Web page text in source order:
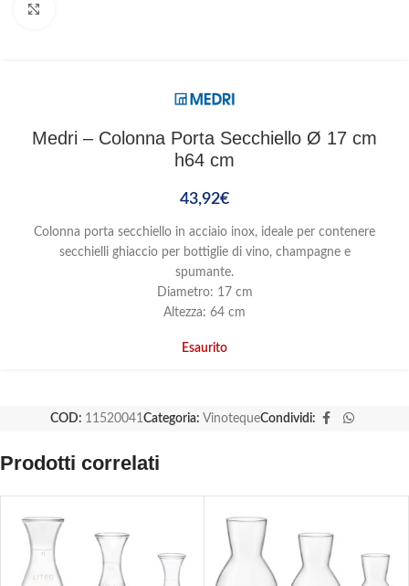
Medri – Colonna Porta Secchiello Ø 17 cm
h64 cm
43,92€
Colonna porta secchiello in acciaio inox, ideale per contenere
secchielli ghiaccio per bottiglie di vino, champagne e
spumante.
Diametro: 17 cm
Altezza: 64 cm
Esaurito
COD: 11520041Categoria: VinotequeCondividi:
Prodotti correlati